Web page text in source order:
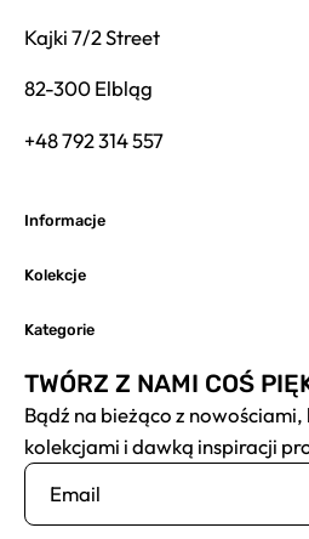
Kajki 7/2 Street
82-300 Elbląg
+48 792 314 557
Informacje
Kolekcje
Kategorie
TWÓRZ Z NAMI COŚ
Bądź na bieżąco z
kolekcjami i dawką inspiracji